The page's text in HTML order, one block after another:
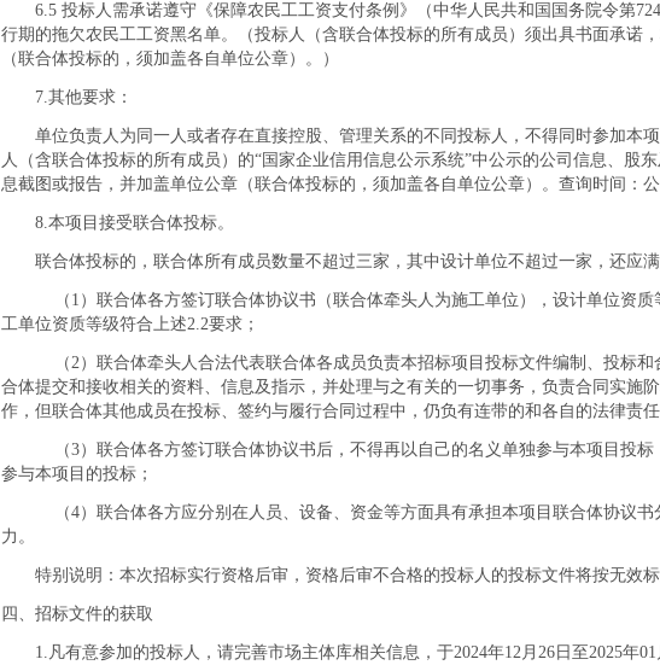
6.5 投标人需承诺遵守《保障农民工工资支付条例》（中华人民共和国国务院令第
行期的拖欠农民工工资黑名单。（投标人（含联合体投标的所有成员）须出具书面承诺
（联合体投标的，须加盖各自单位公章）。）
7.其他要求：
单位负责人为同一人或者存在直接控股、管理关系的不同投标人，不得同时参加本
人（含联合体投标的所有成员）的“国家企业信用信息公示系统”中公示的公司信息、股
息截图或报告，并加盖单位公章（联合体投标的，须加盖各自单位公章）。查询时间：公
8.本项目接受联合体投标。
联合体投标的，联合体所有成员数量不超过三家，其中设计单位不超过一家，还应满
（ 1）联合体各方签订联合体协议书（联合体牵头人为施工单位），设计单位资
工单位资质等级符合上述2.2要求；
（2）联合体牵头人合法代表联合体各成员负责本招标项目投标文件编制、投标
合体提交和接收相关的资料、信息及指示，并处理与之有关的一切事务，负责合同实施
作，但联合体其他成员在投标、签约与履行合同过程中，仍负有连带的和各自的法律责任
（3）联合体各方签订联合体协议书后，不得再以自己的名义单独参与本项目投
参与本项目的投标；
（4）联合体各方应分别在人员、设备、资金等方面具有承担本项目联合体协议
力。
特别说明：本次招标实行资格后审，资格后审不合格的投标人的投标文件将按无效标
四、招标文件的获取
1.凡有意参加的投标人，请完善市场主体库相关信息，于2024年12月26日至2025年